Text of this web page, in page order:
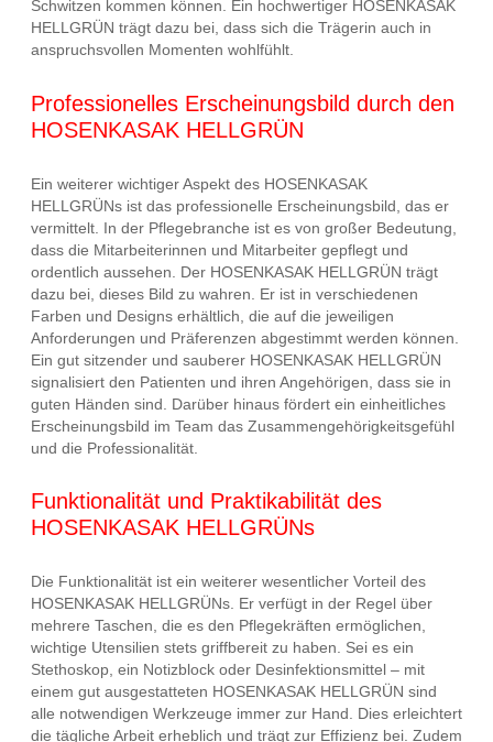
Schwitzen kommen können. Ein hochwertiger HOSENKASAK
HELLGRÜN trägt dazu bei, dass sich die Trägerin auch in
anspruchsvollen Momenten wohlfühlt.
Professionelles Erscheinungsbild durch den
HOSENKASAK HELLGRÜN
Ein weiterer wichtiger Aspekt des HOSENKASAK
HELLGRÜNs ist das professionelle Erscheinungsbild, das er
vermittelt. In der Pflegebranche ist es von großer Bedeutung,
dass die Mitarbeiterinnen und Mitarbeiter gepflegt und
ordentlich aussehen. Der HOSENKASAK HELLGRÜN trägt
dazu bei, dieses Bild zu wahren. Er ist in verschiedenen
Farben und Designs erhältlich, die auf die jeweiligen
Anforderungen und Präferenzen abgestimmt werden können.
Ein gut sitzender und sauberer HOSENKASAK HELLGRÜN
signalisiert den Patienten und ihren Angehörigen, dass sie in
guten Händen sind. Darüber hinaus fördert ein einheitliches
Erscheinungsbild im Team das Zusammengehörigkeitsgefühl
und die Professionalität.
Funktionalität und Praktikabilität des
HOSENKASAK HELLGRÜNs
Die Funktionalität ist ein weiterer wesentlicher Vorteil des
HOSENKASAK HELLGRÜNs. Er verfügt in der Regel über
mehrere Taschen, die es den Pflegekräften ermöglichen,
wichtige Utensilien stets griffbereit zu haben. Sei es ein
Stethoskop, ein Notizblock oder Desinfektionsmittel – mit
einem gut ausgestatteten HOSENKASAK HELLGRÜN sind
alle notwendigen Werkzeuge immer zur Hand. Dies erleichtert
die tägliche Arbeit erheblich und trägt zur Effizienz bei. Zudem